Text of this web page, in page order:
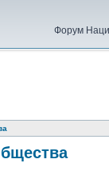
Форум